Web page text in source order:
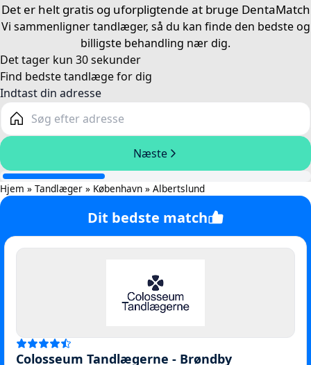
Det er helt gratis og uforpligtende at bruge DentaMatch
Vi sammenligner tandlæger, så du kan finde den bedste og
billigste behandling nær dig.
Det tager kun 30 sekunder​
Find bedste tandlæge for dig ​
Hjem » Tandlæger » København » Albertslund